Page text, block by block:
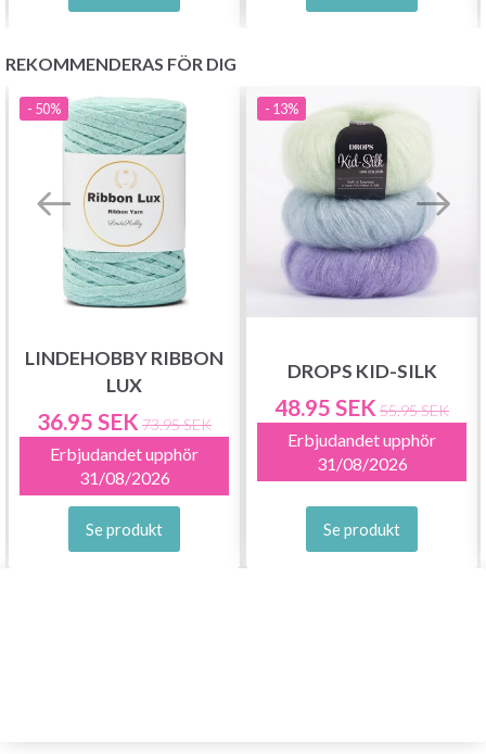
REKOMMENDERAS FÖR DIG
- 50%
LINDEHOBBY RIBBON
LUX
36.95 SEK 73.95 SEK
Erbjudandet upphör
31/08/2026
Se produkt
- 13%
DROPS KID-SILK
48.95 SEK 55.95 SEK
Erbjudandet upphör
31/08/2026
Se produkt